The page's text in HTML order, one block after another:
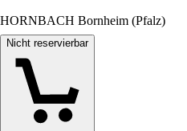
HORNBACH Bornheim (Pfalz)
Nicht reservierbar